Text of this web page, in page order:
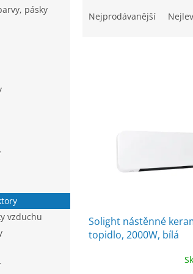
pásky
vzduchu
Nejprodávanější
Solight nástěnné
topidlo, 2000W, bílá